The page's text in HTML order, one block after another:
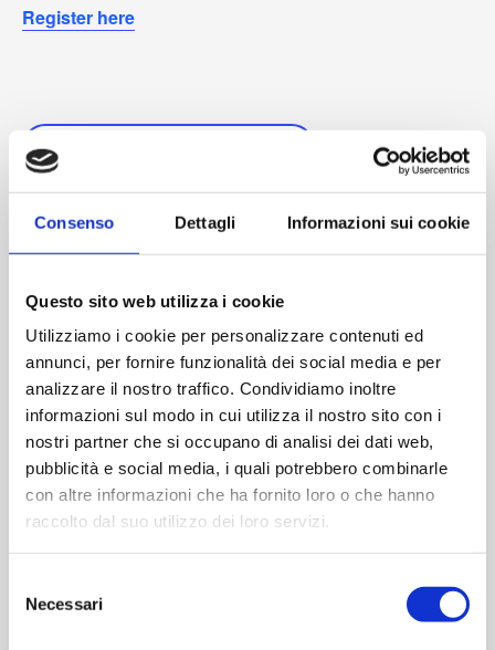
Consenso Dettagli Informazioni sui cookie
Questo sito web utilizza i cookie
Utilizziamo i cookie per personalizzare contenuti ed
annunci, per fornire funzionalità dei social media e per
analizzare il nostro traffico. Condividiamo inoltre
informazioni sul modo in cui utilizza il nostro sito con i
nostri partner che si occupano di analisi dei dati web,
pubblicità e social media, i quali potrebbero combinarle
con altre informazioni che ha fornito loro o che hanno
raccolto dal suo utilizzo dei loro servizi.
delNecessari
Register here
DETAILS
Date:
Event Tag:
Cleanroom